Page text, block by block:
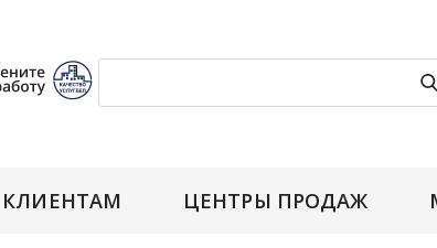
КЛИЕНТАМ ЦЕНТРЫ ПРОДАЖ